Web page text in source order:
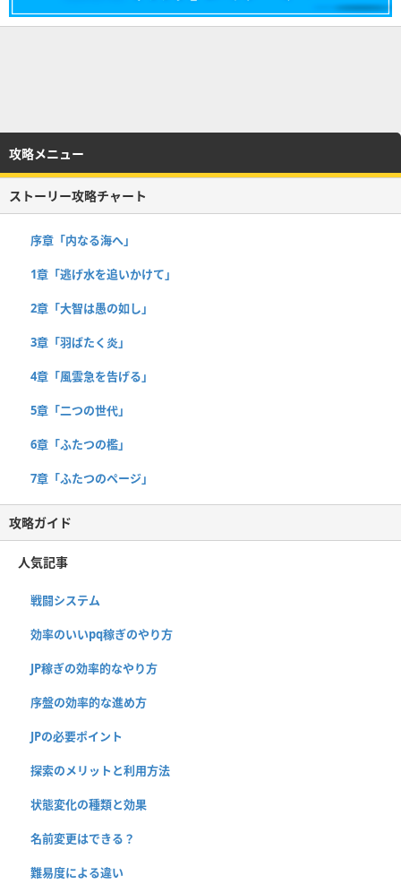
攻略メニュー
ストーリー攻略チャート
序章「内なる海へ」
1章「逃げ水を追いかけて」
2章「大智は愚の如し」
3章「羽ばたく炎」
4章「風雲急を告げる」
5章「二つの世代」
6章「ふたつの檻」
7章「ふたつのページ」
攻略ガイド
人気記事
戦闘システム
効率のいいpq稼ぎのやり方
JP稼ぎの効率的なやり方
序盤の効率的な進め方
JPの必要ポイント
探索のメリットと利用方法
状態変化の種類と効果
名前変更はできる？
難易度による違い